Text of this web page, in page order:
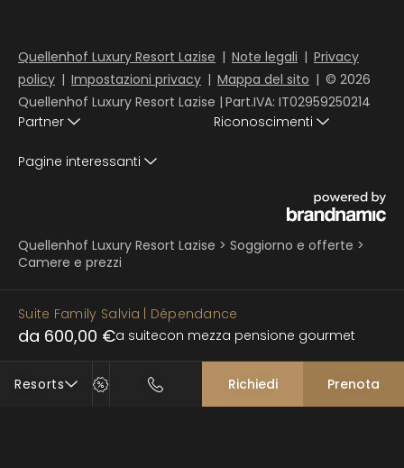
Resorts Richiedi Prenota
Suite Family Salvia | Dépendance
da 600,00 €a suitecon mezza pensione gourmet
Quellenhof Luxury Resort Lazise | Note legali | Privacy
policy | Impostazioni privacy | Mappa del sito | © 2026
Quellenhof Luxury Resort Lazise | Part.IVA: IT02959250214
Partner
Riconoscimenti
Pagine interessanti
Quellenhof Luxury Resort Lazise > Soggiorno e offerte >
Camere e prezzi